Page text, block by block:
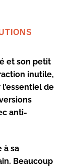
et son petit
inutile,
de
anti-
à sa
Beaucoup